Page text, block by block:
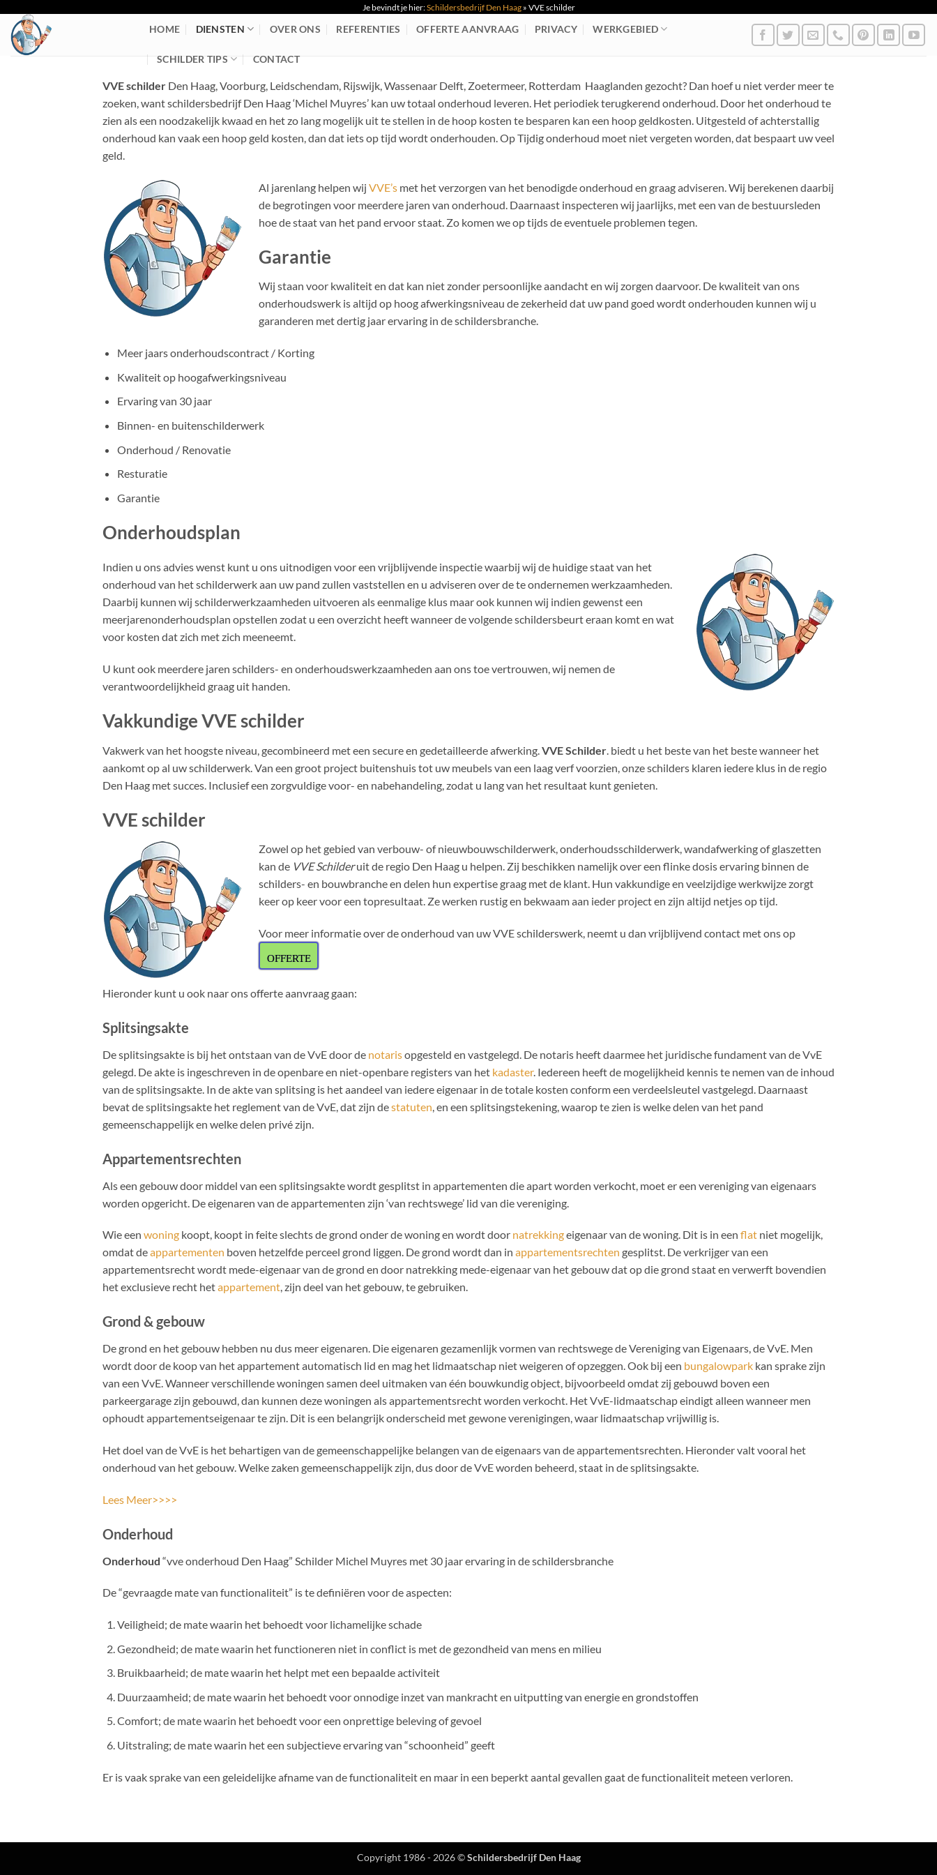
naar
inhoud
Je bevindt je hier:Schildersbedrijf Den Haag» VVE schilder
HOME DIENSTEN OVER ONS REFERENTIES OFFERTE AANVRAAG PRIVACY WERKGEBIED
SCHILDER TIPS CONTACT
VVE schilder Den Haag, Voorburg, Leidschendam, Rijswijk, Wassenaar Delft, Zoetermeer, Rotterdam Haaglanden gezocht? Dan hoef u niet verder meer te
zoeken, want schildersbedrijf Den Haag ‘Michel Muyres’ kan uw totaal onderhoud leveren. Het periodiek terugkerend onderhoud. Door het onderhoud te
zien als een noodzakelijk kwaad en het zo lang mogelijk uit te stellen in de hoop kosten te besparen kan een hoop geldkosten. Uitgesteld of achterstallig
onderhoud kan vaak een hoop geld kosten, dan dat iets op tijd wordt onderhouden. Op Tijdig onderhoud moet niet vergeten worden, dat bespaart uw veel
geld.
Al jarenlang helpen wij VVE’s met het verzorgen van het benodigde onderhoud en graag adviseren. Wij berekenen daarbij
de begrotingen voor meerdere jaren van onderhoud. Daarnaast inspecteren wij jaarlijks, met een van de bestuursleden
hoe de staat van het pand ervoor staat. Zo komen we op tijds de eventuele problemen tegen.
Garantie
Wij staan voor kwaliteit en dat kan niet zonder persoonlijke aandacht en wij zorgen daarvoor. De kwaliteit van ons
onderhoudswerk is altijd op hoog afwerkingsniveau de zekerheid dat uw pand goed wordt onderhouden kunnen wij u
garanderen met dertig jaar ervaring in de schildersbranche.
Meer jaars onderhoudscontract / Korting
Kwaliteit op hoogafwerkingsniveau
Ervaring van 30 jaar
Binnen- en buitenschilderwerk
Onderhoud / Renovatie
Resturatie
Garantie
Onderhoudsplan
Indien u ons advies wenst kunt u ons uitnodigen voor een vrijblijvende inspectie waarbij wij de huidige staat van het
onderhoud van het schilderwerk aan uw pand zullen vaststellen en u adviseren over de te ondernemen werkzaamheden.
Daarbij kunnen wij schilderwerkzaamheden uitvoeren als eenmalige klus maar ook kunnen wij indien gewenst een
meerjarenonderhoudsplan opstellen zodat u een overzicht heeft wanneer de volgende schildersbeurt eraan komt en wat
voor kosten dat zich met zich meeneemt.
U kunt ook meerdere jaren schilders- en onderhoudswerkzaamheden aan ons toe vertrouwen, wij nemen de
verantwoordelijkheid graag uit handen.
Vakkundige VVE schilder
Vakwerk van het hoogste niveau, gecombineerd met een secure en gedetailleerde afwerking. VVE Schilder . biedt u het beste van het beste wanneer het
aankomt op al uw schilderwerk. Van een groot project buitenshuis tot uw meubels van een laag verf voorzien, onze schilders klaren iedere klus in de regio
Den Haag met succes. Inclusief een zorgvuldige voor- en nabehandeling, zodat u lang van het resultaat kunt genieten.
VVE schilder
Zowel op het gebied van verbouw- of nieuwbouwschilderwerk, onderhoudsschilderwerk, wandafwerking of glaszetten
kan de VVE Schilderuit de regio Den Haag u helpen. Zij beschikken namelijk over een flinke dosis ervaring binnen de
schilders- en bouwbranche en delen hun expertise graag met de klant. Hun vakkundige en veelzijdige werkwijze zorgt
keer op keer voor een topresultaat. Ze werken rustig en bekwaam aan ieder project en zijn altijd netjes op tijd.
Voor meer informatie over de onderhoud van uw VVE schilderswerk, neemt u dan vrijblijvend contact met ons op
OFFERTE
Hieronder kunt u ook naar ons offerte aanvraag gaan:
Splitsingsakte
De splitsingsakte is bij het ontstaan van de VvE door de notarisopgesteld en vastgelegd. De notaris heeft daarmee het juridische fundament van de VvE
gelegd. De akte is ingeschreven in de openbare en niet-openbare registers van het kadaster. Iedereen heeft de mogelijkheid kennis te nemen van de inhoud
van de splitsingsakte. In de akte van splitsing is het aandeel van iedere eigenaar in de totale kosten conform een verdeelsleutel vastgelegd. Daarnaast
bevat de splitsingsakte het reglement van de VvE, dat zijn destatuten , en een splitsingstekening, waarop te zien is welke delen van het pand
gemeenschappelijk en welke delen privé zijn.
Appartementsrechten
Als een gebouw door middel van een splitsingsakte wordt gesplitst in appartementen die apart worden verkocht, moet er een vereniging van eigenaars
worden opgericht. De eigenaren van de appartementen zijn ‘van rechtswege’ lid van die vereniging.
Wie een woning koopt, koopt in feite slechts de grond onder de woning en wordt door natrekkingeigenaar van de woning. Dit is in een flat niet mogelijk,
omdat deappartementen boven hetzelfde perceel grond liggen. De grond wordt dan in appartementsrechten gesplitst. De verkrijger van een
appartementsrecht wordt mede-eigenaar van de grond en door natrekking mede-eigenaar van het gebouw dat op die grond staat en verwerft bovendien
het exclusieve recht hetappartement, zijn deel van het gebouw, te gebruiken.
Grond & gebouw
De grond en het gebouw hebben nu dus meer eigenaren. Die eigenaren gezamenlijk vormen van rechtswege de Vereniging van Eigenaars, de VvE. Men
wordt door de koop van het appartement automatisch lid en mag het lidmaatschap niet weigeren of opzeggen. Ook bij een bungalowpark kan sprake zijn
van een VvE. Wanneer verschillende woningen samen deel uitmaken van één bouwkundig object, bijvoorbeeld omdat zij gebouwd boven een
parkeergarage zijn gebouwd, dan kunnen deze woningen als appartementsrecht worden verkocht. Het VvE-lidmaatschap eindigt alleen wanneer men
ophoudt appartementseigenaar te zijn. Dit is een belangrijk onderscheid met gewone verenigingen, waar lidmaatschap vrijwillig is.
Het doel van de VvE is het behartigen van de gemeenschappelijke belangen van de eigenaars van de appartementsrechten. Hieronder valt vooral het
onderhoud van het gebouw. Welke zaken gemeenschappelijk zijn, dus door de VvE worden beheerd, staat in de splitsingsakte.
Lees Meer>>>>
Onderhoud
Onderhoud “vve onderhoud Den Haag” Schilder Michel Muyres met 30 jaar ervaring in de schildersbranche
De “gevraagde mate van functionaliteit” is te definiëren voor de aspecten:
Veiligheid; de mate waarin het behoedt voor lichamelijke schade
Gezondheid; de mate waarin het functioneren niet in conflict is met de gezondheid van mens en milieu
Bruikbaarheid; de mate waarin het helpt met een bepaalde activiteit
Duurzaamheid; de mate waarin het behoedt voor onnodige inzet van mankracht en uitputting van energie en grondstoffen
Comfort; de mate waarin het behoedt voor een onprettige beleving of gevoel
Uitstraling; de mate waarin het een subjectieve ervaring van “schoonheid” geeft
Er is vaak sprake van een geleidelijke afname van de functionaliteit en maar in een beperkt aantal gevallen gaat de functionaliteit meteen verloren.
Copyright 1986 - 2026 ©Schildersbedrijf Den Haag